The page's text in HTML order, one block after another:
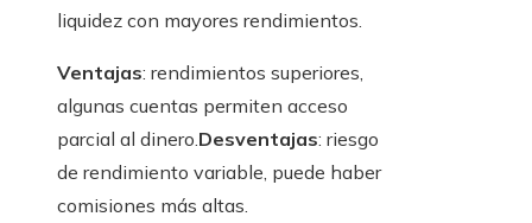
liquidez con mayores rendimientos.
Ventajas: rendimientos superiores,
algunas cuentas permiten acceso
parcial al dinero.Desventajas: riesgo
de rendimiento variable, puede haber
comisiones más altas.